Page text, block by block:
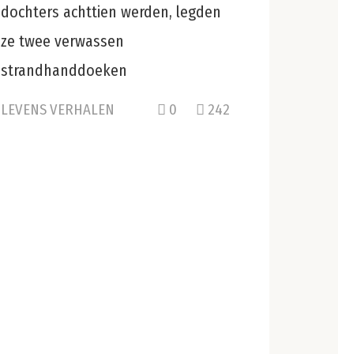
dochters achttien werden, legden
ze twee verwassen
strandhanddoeken
LEVENS VERHALEN 0 242